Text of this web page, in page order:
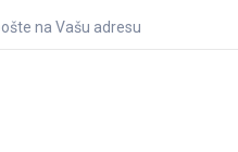
na Vašu adresu